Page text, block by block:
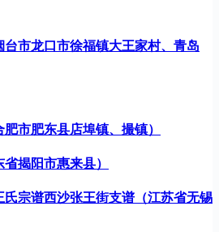
市龙口市徐福镇大王家村、青岛
市肥东县店埠镇、撮镇）
揭阳市惠来县）
宗谱西沙张王街支谱（江苏省无锡